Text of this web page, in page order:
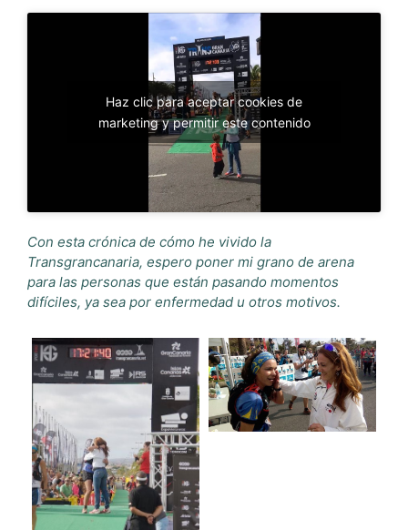
Haz clic para aceptar cookies de
marketing y permitir este contenido
Con esta crónica de cómo he vivido la
Transgrancanaria, espero poner mi grano de arena
para las personas que están pasando momentos
difíciles, ya sea por enfermedad u otros motivos.